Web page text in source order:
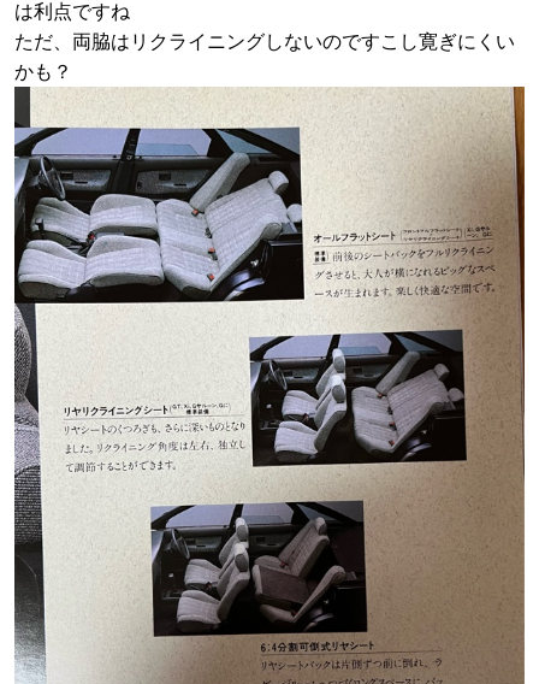
は利点ですね
ただ、両脇はリクライニングしないのですこし寛ぎにくい
かも？